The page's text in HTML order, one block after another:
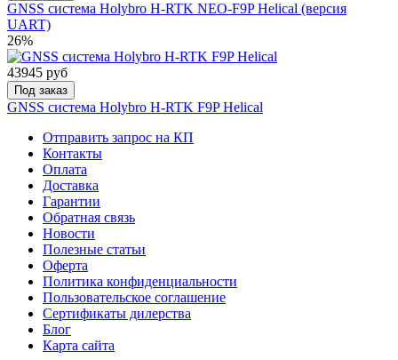
GNSS система Holybro H-RTK NEO-F9P Helical (версия
UART)
26%
43945 руб
Под заказ
GNSS система Holybro H-RTK F9P Helical
Отправить запрос на КП
Контакты
Оплата
Доставка
Гарантии
Обратная связь
Новости
Полезные статьи
Оферта
Политика конфиденциальности
Пользовательское соглашение
Сертификаты дилерства
Блог
Карта сайта